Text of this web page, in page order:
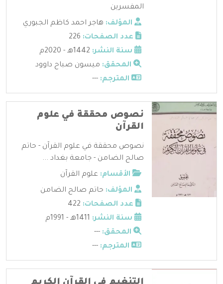
المفسرين
المؤلف: هاجر احمد كاظم الجبوري
عدد الصفحات:
سنة النشر:
المحقق: ميسون صباح داوود
المترجم: ---
نصوص محققة في علوم
القرآن
نصوص محققة في علوم القرآن - حاتم
صالح الضامن - جامعة بغداد ...
الأقسام: علوم القرآن
المؤلف: حاتم صالح الضامن
عدد الصفحات:
سنة النشر:
المحقق: ---
المترجم: ---